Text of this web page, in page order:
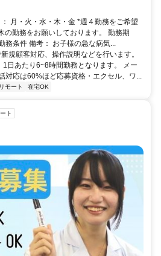
月・火・水・木・金 *週４勤務をご希望
の勤務をお願いしております。 勤務期
務条件 備考： お子様の急な病気...
規顧客対応、操作説明などを行います。
1日あたり6~8時間勤務となります。 メー
対応は60%ほど応募資格・エクセル、ワ...
モート 在宅OK
ト